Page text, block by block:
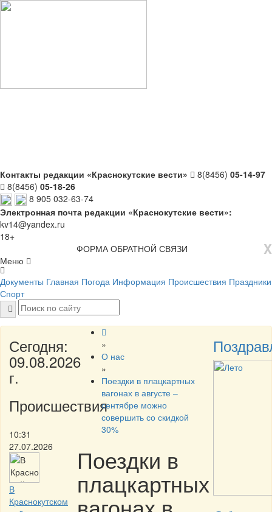
Контакты редакции «Краснокутские вести» 8(8456) 05-14-97
8(8456) 05-18-26
8 905 032-63-74
Электронная почта редакции «Краснокутские вести»:
kv14@yandex.ru
18+
X
ФОРМА ОБРАТНОЙ СВЯЗИ
Меню
Документы Главная Погода Информация Происшествия Праздники
Спорт
Сегодня:
09.08.2026
г.
Происшествия
10:31
27.07.2026
В
Краснокутском
»
О нас
»
Поездки в плацкартных
вагонах в августе –
сентябре можно
совершить со скидкой
30%
Поездки в
плацкартных